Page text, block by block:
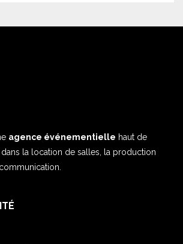
agence événementielle haut de
la location de salles, la production